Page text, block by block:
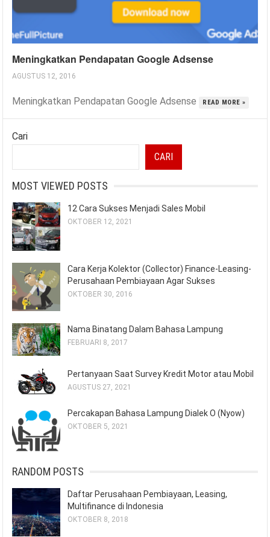
Meningkatkan Pendapatan Google Adsense
AGUSTUS 12, 2016
Meningkatkan Pendapatan Google Adsense READ MORE »
Cari
CARI
MOST VIEWED POSTS
12 Cara Sukses Menjadi Sales Mobil
OKTOBER 12, 2021
Cara Kerja Kolektor (Collector) Finance-Leasing-
Perusahaan Pembiayaan Agar Sukses
OKTOBER 30, 2016
Nama Binatang Dalam Bahasa Lampung
FEBRUARI 8, 2017
Pertanyaan Saat Survey Kredit Motor atau Mobil
AGUSTUS 27, 2021
Percakapan Bahasa Lampung Dialek O (Nyow)
OKTOBER 5, 2021
RANDOM POSTS
Daftar Perusahaan Pembiayaan, Leasing,
Multifinance di Indonesia
OKTOBER 8, 2018